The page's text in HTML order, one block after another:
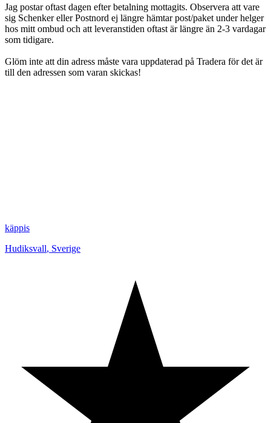
Jag postar oftast dagen efter betalning mottagits. Observera att vare
sig Schenker eller Postnord ej längre hämtar post/paket under helger
hos mitt ombud och att leveranstiden oftast är längre än 2-3 vardagar
som tidigare.
Glöm inte att din adress måste vara uppdaterad på Tradera för det är
till den adressen som varan skickas!
käppis
Hudiksvall, Sverige